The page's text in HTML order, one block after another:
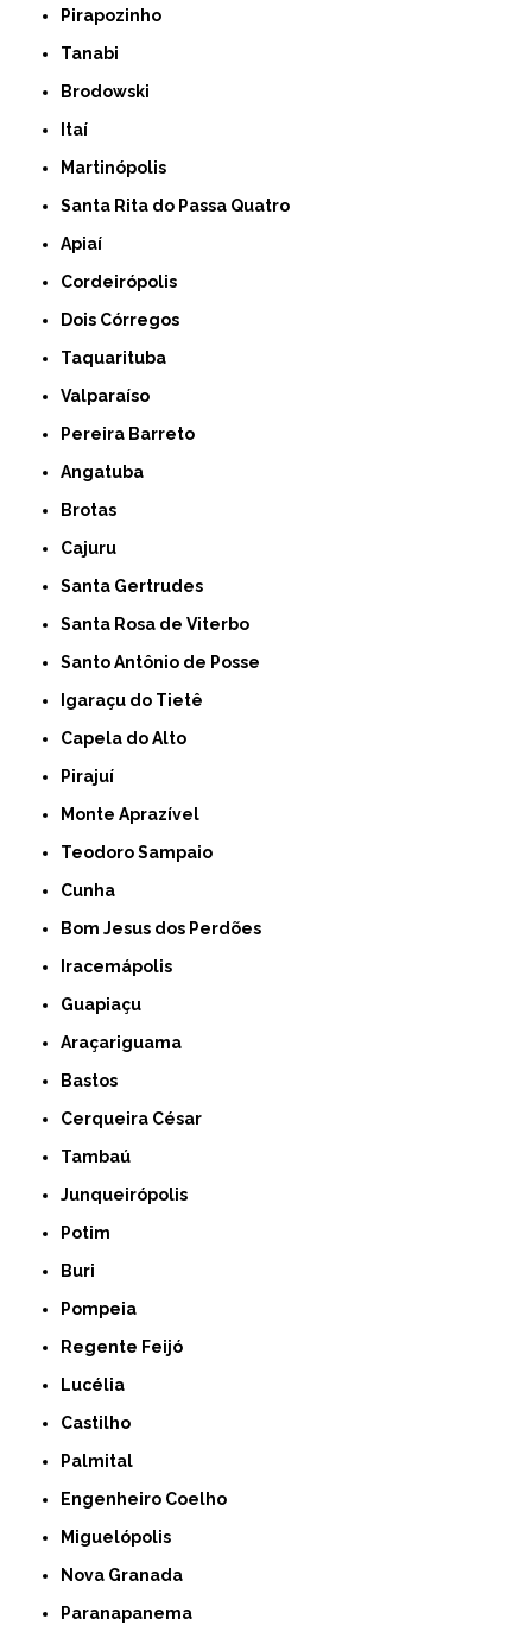
Pirapozinho
Tanabi
Brodowski
Itaí
Martinópolis
Santa Rita do Passa Quatro
Apiaí
Cordeirópolis
Dois Córregos
Taquarituba
Valparaíso
Pereira Barreto
Angatuba
Brotas
Cajuru
Santa Gertrudes
Santa Rosa de Viterbo
Santo Antônio de Posse
Igaraçu do Tietê
Capela do Alto
Pirajuí
Monte Aprazível
Teodoro Sampaio
Cunha
Bom Jesus dos Perdões
Iracemápolis
Guapiaçu
Araçariguama
Bastos
Cerqueira César
Tambaú
Junqueirópolis
Potim
Buri
Pompeia
Regente Feijó
Lucélia
Castilho
Palmital
Engenheiro Coelho
Miguelópolis
Nova Granada
Paranapanema